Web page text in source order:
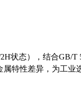
状态），结合GB/T
特性差异，为工业